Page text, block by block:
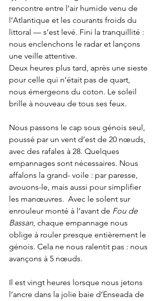
rencontre entre l’air humide venu de
l’Atlantique et les courants froids du
littoral — s’est levé. Fini la tranquillité :
nous enclenchons le radar et lançons
une veille attentive.
Deux heures plus tard, après une sieste
pour celle qui n’était pas de quart,
nous émergeons du coton. Le soleil
brille à nouveau de tous ses feux.
Nous passons le cap sous génois seul,
poussé par un vent d’est de 20 nœuds,
avec des rafales à 28. Quelques
empannages sont nécessaires. Nous
affalons la grand- voile : par paresse,
avouons-le, mais aussi pour simplifier
les manœuvres.  Avec le solent sur
enrouleur monté à l’avant de Fou de
Bassan, chaque empannage nous
oblige à rouler presque entièrement le
génois. Cela ne nous ralentit pas : nous
avançons à 5 nœuds.
Il est vingt heures lorsque nous jetons
l’ancre dans la jolie baie d’Enseada de